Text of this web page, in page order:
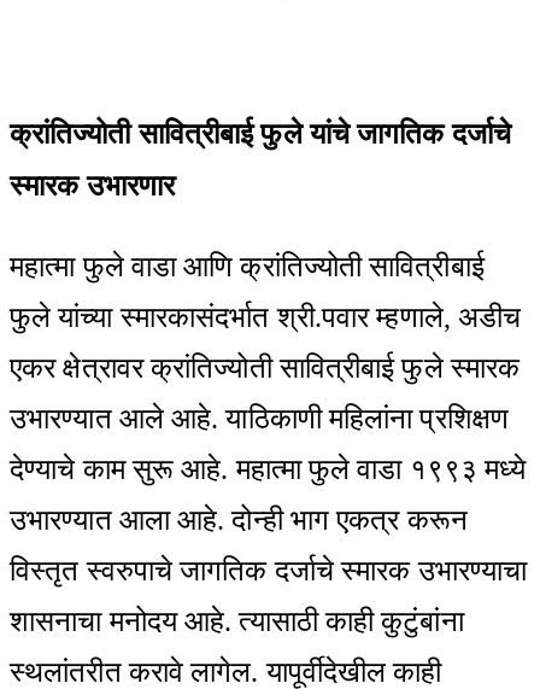
क्रांतिज्योती सावित्रीबाई फुले यांचे जागतिक दर्जाचे
स्मारक उभारणार
महात्मा फुले वाडा आणि क्रांतिज्योती सावित्रीबाई
फुले यांच्या स्मारकासंदर्भात श्री.पवार म्हणाले, अडीच
एकर क्षेत्रावर क्रांतिज्योती सावित्रीबाई फुले स्मारक
उभारण्यात आले आहे. याठिकाणी महिलांना प्रशिक्षण
देण्याचे काम सुरू आहे. महात्मा फुले वाडा १९९३ मध्ये
उभारण्यात आला आहे. दोन्ही भाग एकत्र करून
विस्तृत स्वरुपाचे जागतिक दर्जाचे स्मारक उभारण्याचा
शासनाचा मनोदय आहे. त्यासाठी काही कुटुंबांना
स्थलांतरीत करावे लागेल. यापूर्वीदेखील काही